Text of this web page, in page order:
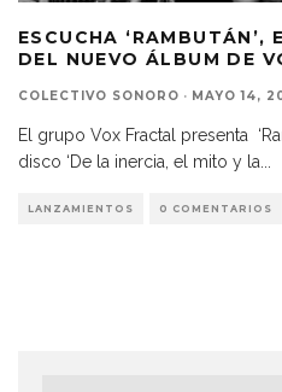
ESCUCHA ‘RAMBUTÁN’,
DEL NUEVO ÁLBUM DE
COLECTIVO SONORO · MAYO 14,
El grupo Vox Fractal presenta
disco ‘De la inercia, el mito y la
LANZAMIENTOS 0 COMENTARIOS